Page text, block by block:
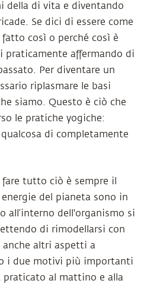
della di vita e diventando
Se dici di essere come
così o perché così è
affermando di
Per diventare un
riplasmare le basi
siamo. Questo è ciò che
le pratiche yogiche:
di completamente
tutto ciò è sempre il
del pianeta sono in
all’interno dell'organismo si
di rimodellarsi con
altri aspetti a
i due motivi più importanti
praticato al mattino e alla